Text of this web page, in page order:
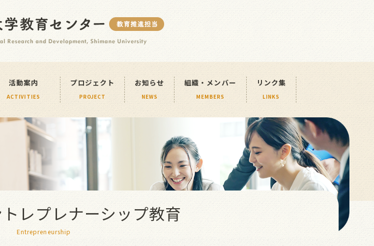
活動案内
ACTIVITIES
プロジェクト
PROJECT
お知らせ
NEWS
組織・メンバー
MEMBERS
リンク集
LINKS
ABOUT
レプレナーシップ教育
Entrepreneurship